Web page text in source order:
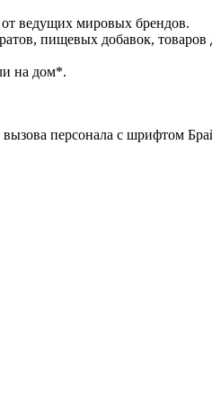
ведущих мировых брендов.
пищевых добавок,
на дом*.
персонала с шрифтом